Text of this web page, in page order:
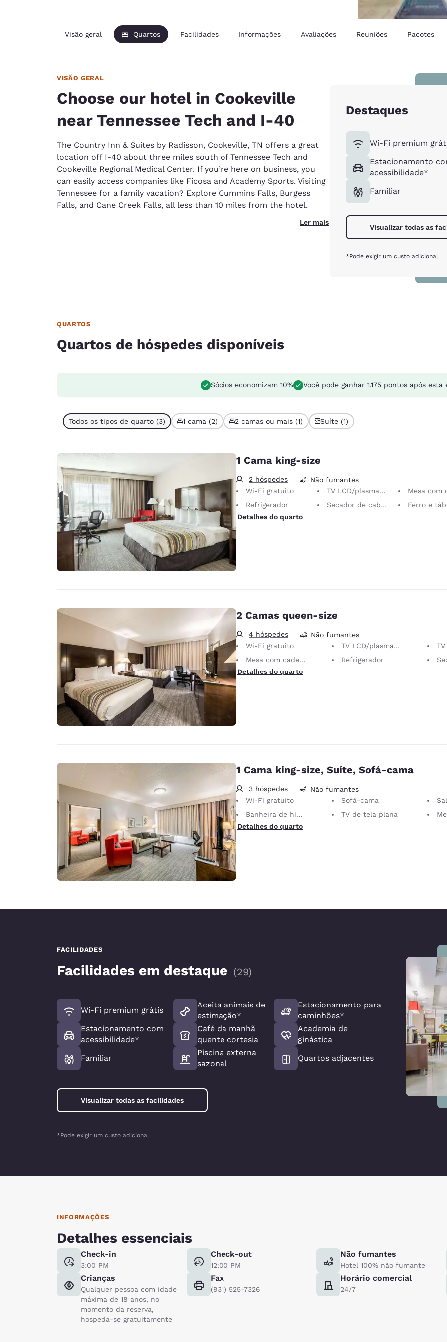
Visão geral Quartos Facilidades Informações Avaliações Reuniões Pacotes
VISÃO GERAL
Choose our hotel in Cookeville
near Tennessee Tech and I-40
The Country Inn & Suites by Radisson, Cookeville, TN offers a great
location off I-40 about three miles south of Tennessee Tech and
Cookeville Regional Medical Center. If you’re here on business, you
can easily access companies like Ficosa and Academy Sports. Visiting
Tennessee for a family vacation? Explore Cummins Falls, Burgess
Falls, and Cane Creek Falls, all less than 10 miles from the hotel.
Ler mais
Destaques
Wi-Fi premium
Estacionamento
acessibilidade*
Familiar
Visualizar todas as
*Pode exigir um custo adicional
QUARTOS
Quartos de hóspedes disponíveis
Sócios economizam 10% Você pode ganhar 1.175 pontos após esta
Todos os tipos de quarto (3) 1 cama (2) 2 camas ou mais (1) Suíte (1)
1 Cama king-size
2 hóspedes
Não fumantes
Wi-Fi gratuito
TV LCD/plasma de 32 pol
Mesa com cadeira
Refrigerador
Secador de cabelo
Ferro e tábua de
Detalhes do quarto
2 Camas queen-size
4 hóspedes
Não fumantes
Wi-Fi gratuito
TV LCD/plasma de 32 pol
TV
Mesa com cadeira ergonômica
Refrigerador
Detalhes do quarto
1 Cama king-size, Suíte, Sofá-cama
3 hóspedes
Não fumantes
Wi-Fi gratuito
Sofá-cama
Banheira de hidromassagem
TV de tela plana
Detalhes do quarto
FACILIDADES
Facilidades em destaque (29)
Wi-Fi premium grátis
Estacionamento com
acessibilidade*
Familiar
Aceita animais de
estimação*
Café da manhã
quente cortesia
Piscina externa
sazonal
Estacionamento para
caminhões*
Academia de
ginástica
Quartos adjacentes
Visualizar todas as facilidades
*Pode exigir um custo adicional
INFORMAÇÕES
Detalhes essenciais
Check-in
3:00 PM
Check-out
12:00 PM
Não fumantes
Hotel 100% não fumante
Crianças
Qualquer pessoa com idade
máxima de 18 anos, no
momento da reserva,
hospeda-se gratuitamente
Fax
(931) 525-7326
Horário comercial
24/7